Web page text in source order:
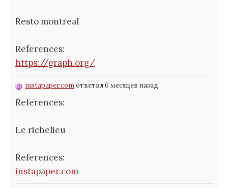
Resto montreal
References:
https://graph.org/
instapaper.comответил 6 месяцев назад
References:
Le richelieu
References:
instapaper.com